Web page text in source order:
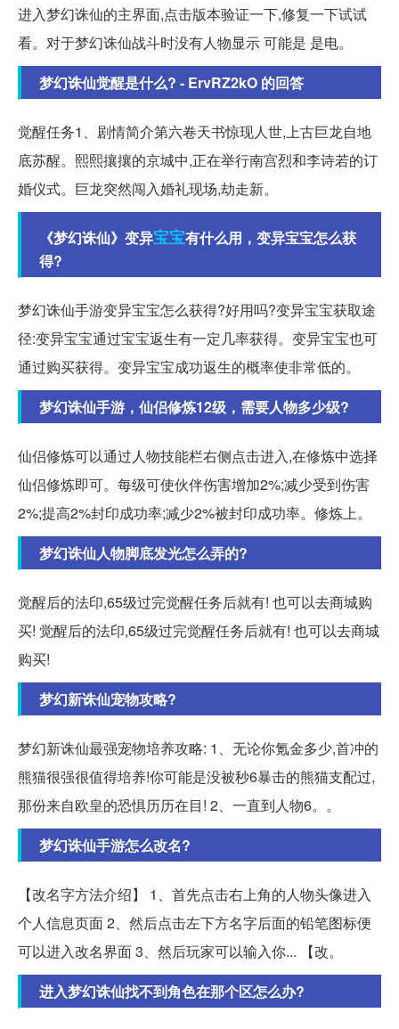
进入梦幻诛仙的主界面,点击版本验证一下,修复一下试试
看。对于梦幻诛仙战斗时没有人物显示 可能是 是电。
梦幻诛仙觉醒是什么? - ErvRZ2kO 的回答
觉醒任务1、剧情简介第六卷天书惊现人世,上古巨龙自地
底苏醒。熙熙攘攘的京城中,正在举行南宫烈和李诗若的订
婚仪式。巨龙突然闯入婚礼现场,劫走新。
《梦幻诛仙》变异宝宝有什么用，变异宝宝怎么获
得?
梦幻诛仙手游变异宝宝怎么获得?好用吗?变异宝宝获取途
径:变异宝宝通过宝宝返生有一定几率获得。变异宝宝也可
通过购买获得。变异宝宝成功返生的概率使非常低的。
梦幻诛仙手游，仙侣修炼12级，需要人物多少级?
仙侣修炼可以通过人物技能栏右侧点击进入,在修炼中选择
仙侣修炼即可。每级可使伙伴伤害增加2%;减少受到伤害
2%;提高2%封印成功率;减少2%被封印成功率。修炼上。
梦幻诛仙人物脚底发光怎么弄的?
觉醒后的法印,65级过完觉醒任务后就有! 也可以去商城购
买! 觉醒后的法印,65级过完觉醒任务后就有! 也可以去商城
购买!
梦幻新诛仙宠物攻略?
梦幻新诛仙最强宠物培养攻略: 1、无论你氪金多少,首冲的
熊猫很强很值得培养!你可能是没被秒6暴击的熊猫支配过,
那份来自欧皇的恐惧历历在目! 2、一直到人物6。。
梦幻诛仙手游怎么改名?
【改名字方法介绍】 1、首先点击右上角的人物头像进入
个人信息页面 2、然后点击左下方名字后面的铅笔图标便
可以进入改名界面 3、然后玩家可以输入你... 【改。
进入梦幻诛仙找不到角色在那个区怎么办?